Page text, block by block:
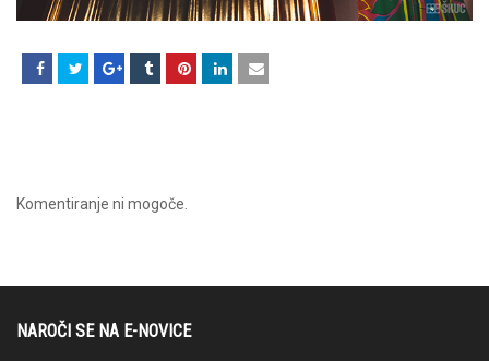
Komentiranje ni mogoče.
NAROČI SE NA E-NOVICE